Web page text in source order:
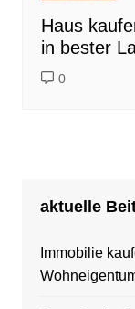
Haus
in bester
0
aktuelle
Immobilie